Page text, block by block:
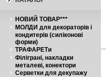
НОВИЙ ТОВАР***
МОЛДИ для декораторів і
кондитерів (силіконові
форми)
ТРАФАРЕТи
Філіграні, накладки
металеві, конектори
Серветки для декупажу